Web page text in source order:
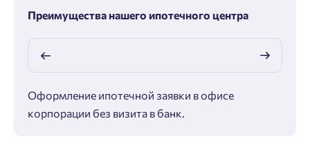
Преимущества нашего ипотечного центра
Оформление ипотечной заявки в офисе
корпорации без визита в банк.